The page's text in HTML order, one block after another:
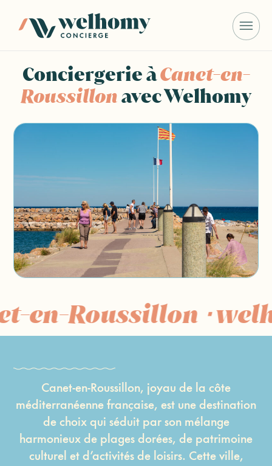
Conciergerie àCanet-en-
Roussillonavec Welhomy
en-Roussillon ⋅
Canet-en-Roussillon, joyau de la côte
méditerranéenne française, est une destination
de choix qui séduit par son mélange
harmonieux de plages dorées, de patrimoine
culturel et d’activités de loisirs. Cette ville,